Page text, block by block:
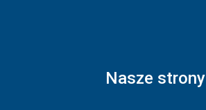
Nasze strony